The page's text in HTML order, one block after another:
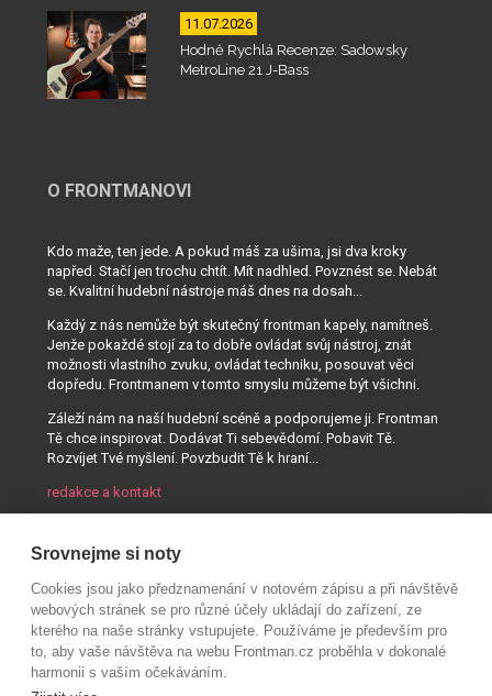
11.07.2026
Hodně Rychlá Recenze: Sadowsky
MetroLine 21 J-Bass
O FRONTMANOVI
Kdo maže, ten jede. A pokud máš za ušima, jsi dva kroky
napřed. Stačí jen trochu chtít. Mít nadhled. Povznést se. Nebát
se. Kvalitní hudební nástroje máš dnes na dosah...
Každý z nás nemůže být skutečný frontman kapely, namítneš.
Jenže pokaždé stojí za to dobře ovládat svůj nástroj, znát
možnosti vlastního zvuku, ovládat techniku, posouvat věci
dopředu. Frontmanem v tomto smyslu můžeme být všichni.
Záleží nám na naší hudební scéně a podporujeme ji. Frontman
Tě chce inspirovat. Dodávat Ti sebevědomí. Pobavit Tě.
Rozvíjet Tvé myšlení. Povzbudit Tě k hraní...
redakce a kontakt
Srovnejme si noty
Cookies jsou jako předznamenání v notovém zápisu a při návštěvě
webových stránek se pro různé účely ukládají do zařízení, ze
kterého na naše stránky vstupujete. Používáme je především pro
to, aby vaše návštěva na webu Frontman.cz proběhla v dokonalé
harmonii s vaším očekáváním.